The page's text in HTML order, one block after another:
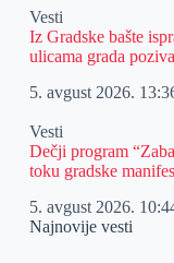
Vesti
Iz Gradske bašte
ulicama grada
5. avgust 2026.
Vesti
Dečji program
toku gradske
5. avgust 2026.
Najnovije vesti